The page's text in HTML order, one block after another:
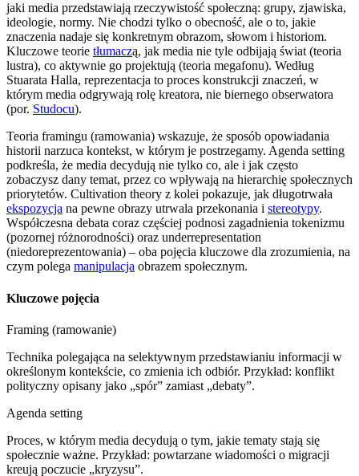
jaki media przedstawiają rzeczywistość społeczną: grupy, zjawiska,
ideologie, normy. Nie chodzi tylko o obecność, ale o to, jakie
znaczenia nadaje się konkretnym obrazom, słowom i historiom.
Kluczowe teorie tłumaczą, jak media nie tyle odbijają świat (teoria
lustra), co aktywnie go projektują (teoria megafonu). Według
Stuarata Halla, reprezentacja to proces konstrukcji znaczeń, w
którym media odgrywają rolę kreatora, nie biernego obserwatora
(por. Studocu).
Teoria framingu (ramowania) wskazuje, że sposób opowiadania
historii narzuca kontekst, w którym je postrzegamy. Agenda setting
podkreśla, że media decydują nie tylko co, ale i jak często
zobaczysz dany temat, przez co wpływają na hierarchię społecznych
priorytetów. Cultivation theory z kolei pokazuje, jak długotrwała
ekspozycja na pewne obrazy utrwala przekonania i stereotypy.
Współczesna debata coraz częściej podnosi zagadnienia tokenizmu
(pozornej różnorodności) oraz underrepresentation
(niedoreprezentowania) – oba pojęcia kluczowe dla zrozumienia, na
czym polega manipulacja obrazem społecznym.
Kluczowe pojęcia
Framing (ramowanie)
Technika polegająca na selektywnym przedstawianiu informacji w
określonym kontekście, co zmienia ich odbiór. Przykład: konflikt
polityczny opisany jako „spór” zamiast „debaty”.
Agenda setting
Proces, w którym media decydują o tym, jakie tematy stają się
społecznie ważne. Przykład: powtarzane wiadomości o migracji
kreują poczucie „kryzysu”.